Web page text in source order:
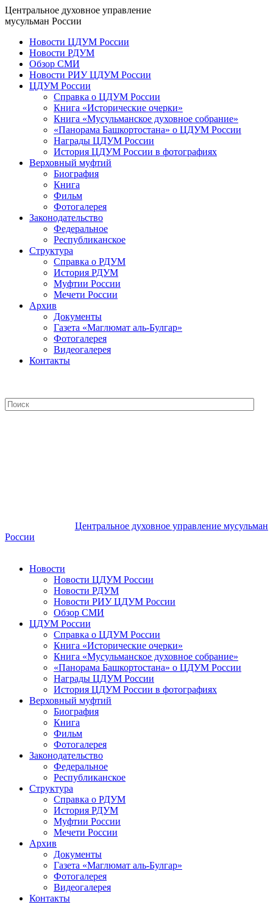
Центральное духовное управление
мусульман России
Новости ЦДУМ России
Новости РДУМ
Обзор СМИ
Новости РИУ ЦДУМ России
ЦДУМ России
Справка о ЦДУМ России
Книга «Исторические очерки»
Книга «Мусульманское духовное собрание»
«Панорама Башкортостана» о ЦДУМ России
Награды ЦДУМ России
История ЦДУМ России в фотографиях
Верховный муфтий
Биография
Книга
Фильм
Фотогалерея
Законодательство
Федеральное
Республиканское
Структура
Справка о РДУМ
История РДУМ
Муфтии России
Мечети России
Архив
Документы
Газета «Маглюмат аль-Булгар»
Фотогалерея
Видеогалерея
Контакты
Центральное духовное управление мусульман
России
Новости
Новости ЦДУМ России
Новости РДУМ
Новости РИУ ЦДУМ России
Обзор СМИ
ЦДУМ России
Справка о ЦДУМ России
Книга «Исторические очерки»
Книга «Мусульманское духовное собрание»
«Панорама Башкортостана» о ЦДУМ России
Награды ЦДУМ России
История ЦДУМ России в фотографиях
Верховный муфтий
Биография
Книга
Фильм
Фотогалерея
Законодательство
Федеральное
Республиканское
Структура
Справка о РДУМ
История РДУМ
Муфтии России
Мечети России
Архив
Документы
Газета «Маглюмат аль-Булгар»
Фотогалерея
Видеогалерея
Контакты